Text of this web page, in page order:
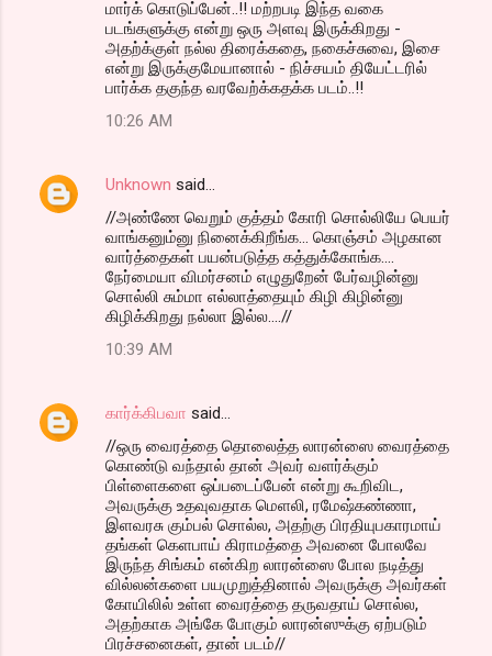
மார்க் கொடுப்பேன்..!! மற்றபடி இந்த வகை
படங்களுக்கு என்று ஒரு அளவு இருக்கிறது -
அதற்க்குள் நல்ல திரைக்கதை, நகைச்சுவை, இசை
என்று இருக்குமேயானால் - நிச்சயம் தியேட்டரில்
பார்க்க தகுந்த வரவேற்க்கதக்க படம்..!!
10:26 AM
Unknown said…
//அண்ணே வெறும் குத்தம் கோரி சொல்லியே பெயர்
வாங்கனும்னு நினைக்கிறீங்க... கொஞ்சம் அழகான
வார்த்தைகள் பயன்படுத்த கத்துக்கோங்க....
நேர்மையா விமர்சனம் எழுதுறேன் பேர்வழின்னு
சொல்லி சும்மா எல்லாத்தையும் கிழி கிழின்னு
கிழிக்கிறது நல்லா இல்ல....//
10:39 AM
கார்க்கிபவா said…
//ஒரு வைரத்தை தொலைத்த லாரன்ஸை வைரத்தை
கொண்டு வந்தால் தான் அவர் வளர்க்கும்
பிள்ளைகளை ஒப்படைப்பேன் என்று கூறிவிட,
அவருக்கு உதவுவதாக மெளலி, ரமேஷ்கண்ணா,
இளவரசு கும்பல் சொல்ல, அதற்கு பிரதியுபகாரமாய்
தங்கள் கெளபாய் கிராமத்தை அவனை போலவே
இருந்த சிங்கம் என்கிற லாரன்ஸை போல நடித்து
வில்லன்களை பயமுறுத்தினால் அவருக்கு அவர்கள்
கோயிலில் உள்ள வைரத்தை தருவதாய் சொல்ல,
அதற்காக அங்கே போகும் லாரன்ஸுக்கு ஏற்படும்
பிரச்சனைகள், தான் படம்//